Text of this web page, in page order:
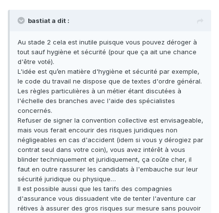
bastiat a dit :
Au stade 2 cela est inutile puisque vous pouvez déroger à
tout sauf hygiène et sécurité (pour que ça ait une chance
d'être voté).
L'idée est qu’en matière d'hygiène et sécurité par exemple,
le code du travail ne dispose que de textes d'ordre général.
Les règles particulières à un métier étant discutées à
l'échelle des branches avec l'aide des spécialistes
concernés.
Refuser de signer la convention collective est envisageable,
mais vous ferait encourir des risques juridiques non
négligeables en cas d'accident (idem si vous y dérogiez par
contrat seul dans votre coin), vous avez intérêt à vous
blinder techniquement et juridiquement, ça coûte cher, il
faut en outre rassurer les candidats à l'embauche sur leur
sécurité juridique ou physique…
Il est possible aussi que les tarifs des compagnies
d'assurance vous dissuadent vite de tenter l'aventure car
rétives à assurer des gros risques sur mesure sans pouvoir